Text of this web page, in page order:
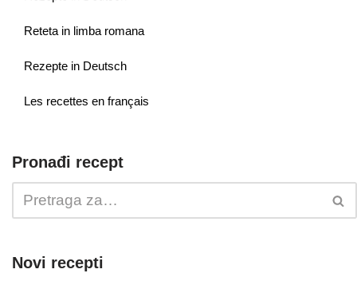
Reteta in limba romana
Rezepte in Deutsch
Les recettes en français
Pronađi recept
Novi recepti